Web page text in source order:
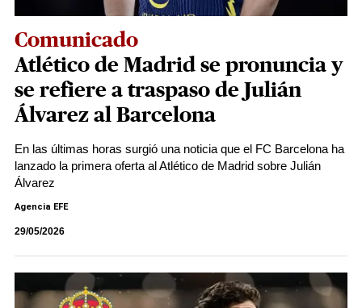
Comunicado
Atlético de Madrid se pronuncia y
se refiere a traspaso de Julián
Álvarez al Barcelona
En las últimas horas surgió una noticia que el FC Barcelona ha
lanzado la primera oferta al Atlético de Madrid sobre Julián
Álvarez
Agencia EFE
29/05/2026